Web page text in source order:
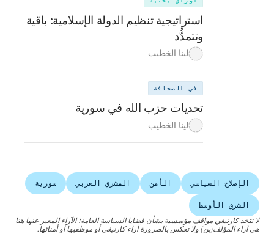
استراتيجية تنظيم الدولة الإسلامية: باقية
وتتمدُّد
لينا الخطيب
في الصحافة
تحديات حزب الله في سورية
لينا الخطيب
الإصلاح السياسي الأمن المشرق العربي سورية
الشرق الأوسط
لا تتخذ كارنيغي مواقف مؤسسية بشأن قضايا السياسة العامة؛ الآراء المعبر عنها هنا
هي آراء المؤلف(ين) ولا تعكس بالضرورة آراء كارنيغي أو موظفيها أو أمنائها.